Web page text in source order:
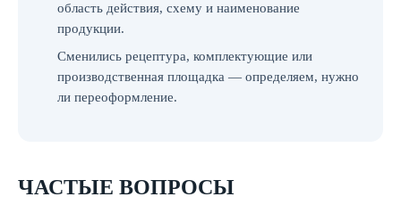
область действия, схему и наименование
продукции.
Сменились рецептура, комплектующие или
производственная площадка — определяем, нужно
ли переоформление.
ЧАСТЫЕ ВОПРОСЫ